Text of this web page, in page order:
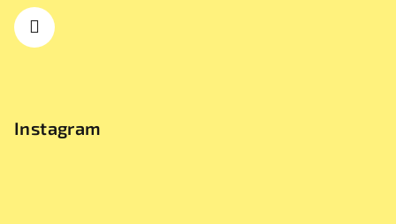
Instagram